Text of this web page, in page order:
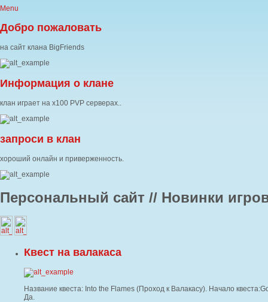
Menu
Добро пожаловать
на сайт клана BigFriends
Информация о клане
клан играет на x100 PVP серверах..
запроси в клан
хороший онлайн и приверженность.
Персональный сайт // Новинки
Квест на валакаса
Название квеста: Into the Flames (Проход к Валакасу). Начало
Да.